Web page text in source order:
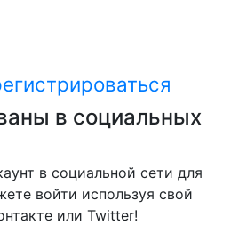
в социальных
в социальной сети для
войти используя свой
или Twitter!